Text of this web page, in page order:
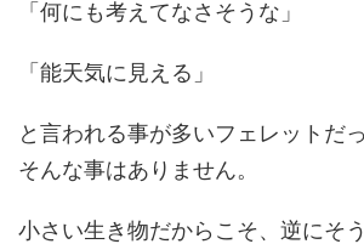
「何にも考えてなさそうな」
「能天気に見える」
と言われる事が多いフェレットだ
そんな事はありません。
小さい生き物だからこそ、逆にそ